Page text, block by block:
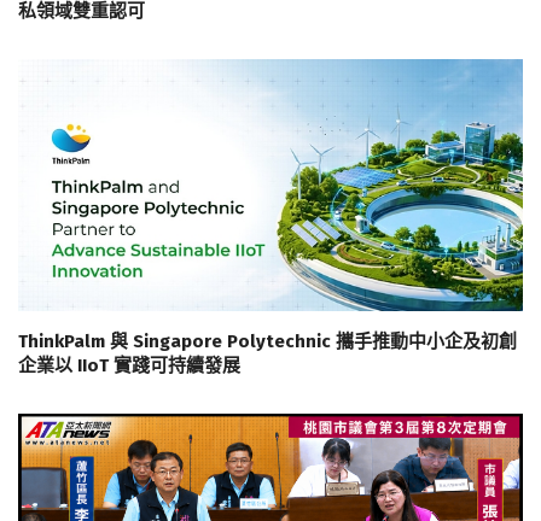
私領域雙重認可
ThinkPalm 與 Singapore Polytechnic 攜手推動中小企及初創
企業以 IIoT 實踐可持續發展